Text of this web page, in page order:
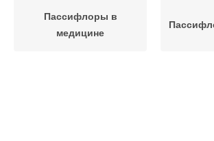
Пассифлоры в
медицине